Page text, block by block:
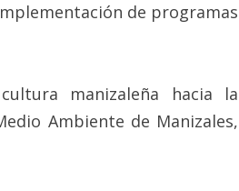
de programas
manizaleña hacia la
Ambiente de Manizales,